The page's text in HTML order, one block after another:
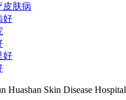
皮肤病
好
好
Huashan Skin Disease Hospital